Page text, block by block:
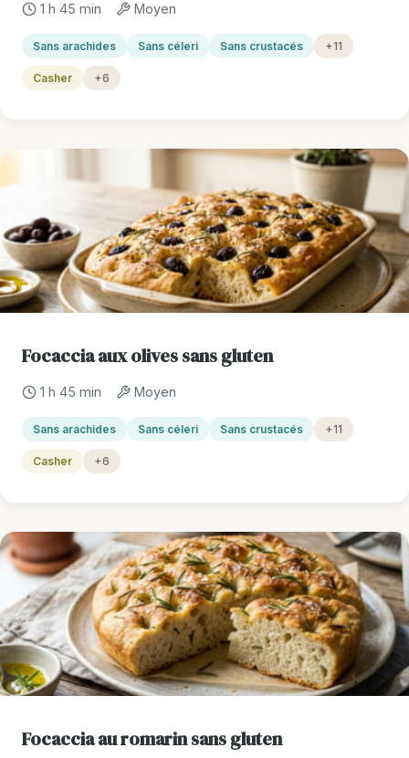
1 h 45 min Moyen
Sans arachides Sans céleri Sans crustacés +11
Casher +6
Focaccia aux olives sans gluten
1 h 45 min Moyen
Sans arachides Sans céleri Sans crustacés +11
Casher +6
Focaccia au romarin sans gluten